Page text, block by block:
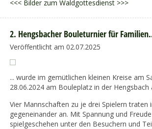
<<< Bilder zum Waldgottesdienst >>>
2. Hengsbacher Bouleturnier für
Veröffentlicht am 02.07.2025
... wurde im gemütlichen kleinen Kreise am
28.06.2024 am Bouleplatz in der Hengsbach
Vier Mannschaften zu je drei Spielern traten
gegeneinander an. Mit Spannung und
spielgeschehen unter den Besuchern und